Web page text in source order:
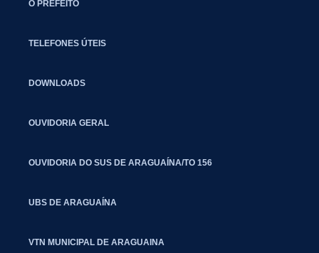
O PREFEITO
TELEFONES ÚTEIS
DOWNLOADS
OUVIDORIA GERAL
OUVIDORIA DO SUS DE ARAGUAÍNA/TO 156
UBS DE ARAGUAÍNA
VTN MUNICIPAL DE ARAGUAINA